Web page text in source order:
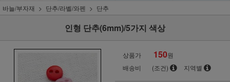
바늘/부자재 단추/라벨/와펜 단추
인형 단추(6mm)/5가지 색상
상품가 150원
배송비
(조건) 지역별